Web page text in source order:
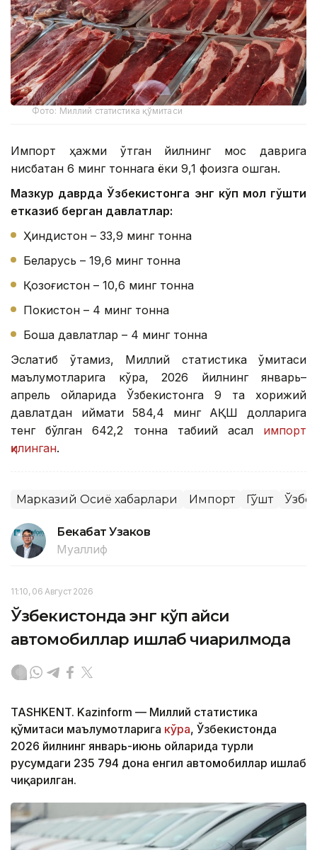
Фото: Миллий статистика қўмитаси
Импорт ҳажми ўтган йилнинг мос даврига
нисбатан 6 минг тоннага ёки 9,1 фоизга ошган.
Мазкур даврда Ўзбекистонга энг кўп мол гўшти
етказиб берган давлатлар:
Ҳиндистон – 33,9 минг тонна
Беларусь – 19,6 минг тонна
Қозоғистон – 10,6 минг тонна
Покистон – 4 минг тонна
Бошқа давлатлар – 4 минг тонна
Эслатиб ўтамиз, Миллий статистика қўмитаси
маълумотларига кўра, 2026 йилнинг январь–
апрель ойларида Ўзбекистонга 9 та хорижий
давлатдан қиймати 584,4 минг АҚШ долларига
тенг бўлган 642,2 тонна табиий асал импорт
қилинган.
Марказий Осиё хабарлари Импорт Гўшт
Бекабат Узаков
Муаллиф
11:10, 06 Август 2026
Ўзбекистонда энг кўп қайси
автомобиллар ишлаб чиқарилмоқда
TASHKENT. Kazinform — Миллий статистика
қўмитаси маълумотларига кўра, Ўзбекистонда
2026 йилнинг январь-июнь ойларида турли
русумдаги 235 794 дона енгил автомобиллар ишлаб
чиқарилган.